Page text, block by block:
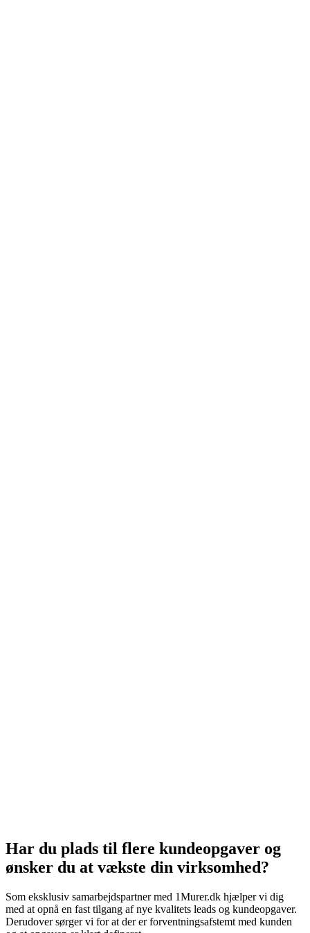
Har du plads til flere kundeopgaver og
ønsker du at vækste din virksomhed?
Som eksklusiv samarbejdspartner med 1Murer.dk hjælper vi dig
med at opnå en fast tilgang af nye kvalitets leads og kundeopgaver.
Derudover sørger vi for at der er forventningsafstemt med kunden